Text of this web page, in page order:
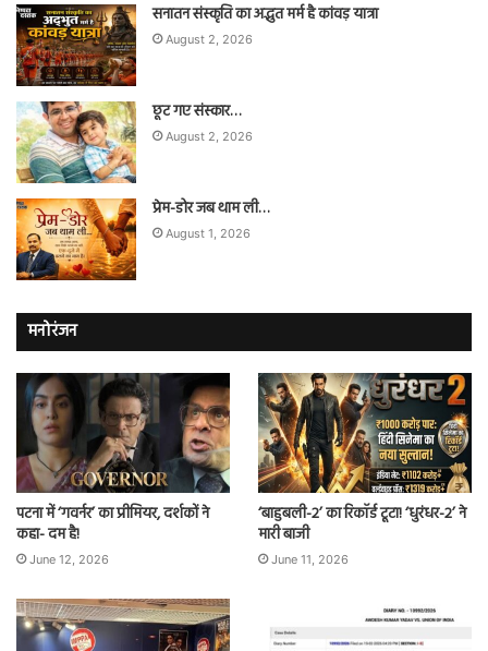
सनातन संस्कृति का अद्भुत मर्म है कांवड़ यात्रा
August 2, 2026
छूट गए संस्कार…
August 2, 2026
प्रेम-डोर जब थाम ली…
August 1, 2026
मनोरंजन
पटना में ‘गवर्नर’ का प्रीमियर, दर्शकों ने
कहा- दम है!
June 12, 2026
‘बाहुबली-2’ का रिकॉर्ड टूटा! ‘धुरंधर-2’ ने
मारी बाजी
June 11, 2026